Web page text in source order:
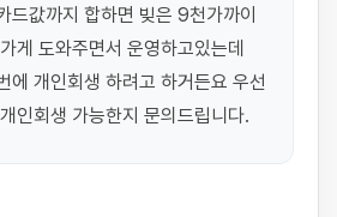
드값까지 합하면 빚은 9천가까이
게 도와주면서 운영하고있는데
에 개인회생 하려고 하거든요 우선
인회생 가능한지 문의드립니다.